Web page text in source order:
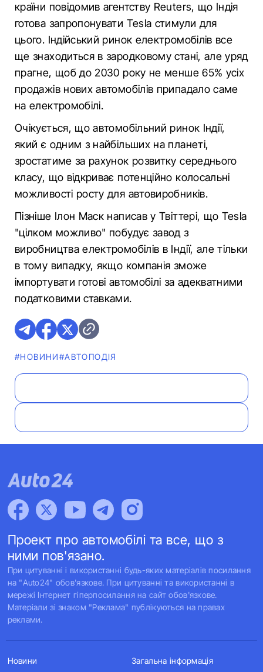
країни повідомив агентству Reuters, що Індія
готова запропонувати Tesla стимули для
цього. Індійський ринок електромобілів все
ще знаходиться в зародковому стані, але уряд
прагне, щоб до 2030 року не менше 65% усіх
продажів нових автомобілів припадало саме
на електромобілі.
Очікується, що автомобільний ринок Індії,
який є одним з найбільших на планеті,
зростатиме за рахунок розвитку середнього
класу, що відкриває потенційно колосальні
можливості росту для автовиробників.
Пізніше Ілон Маск написав у Твіттері, що Tesla
"цілком можливо" побудує завод з
виробництва електромобілів в Індії, але тільки
в тому випадку, якщо компанія зможе
імпортувати готові автомобілі за адекватними
податковими ставками.
#НОВИНИ#АВТОПОДІЯ
Проект про автомобілі та все, що з
ними пов'язано.
При цитуванні і використанні будь-яких матеріалів посилання
на "Auto24" обов'язкове. При цитуванні та використанні в
мережі Інтернет гіперпосилання на сайт обов'язкове.
Матеріали зі знаком "Реклама" публікуються на правах
реклами.
Новини Загальна інформація